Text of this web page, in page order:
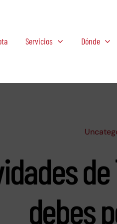
Servicios Dónde
debes